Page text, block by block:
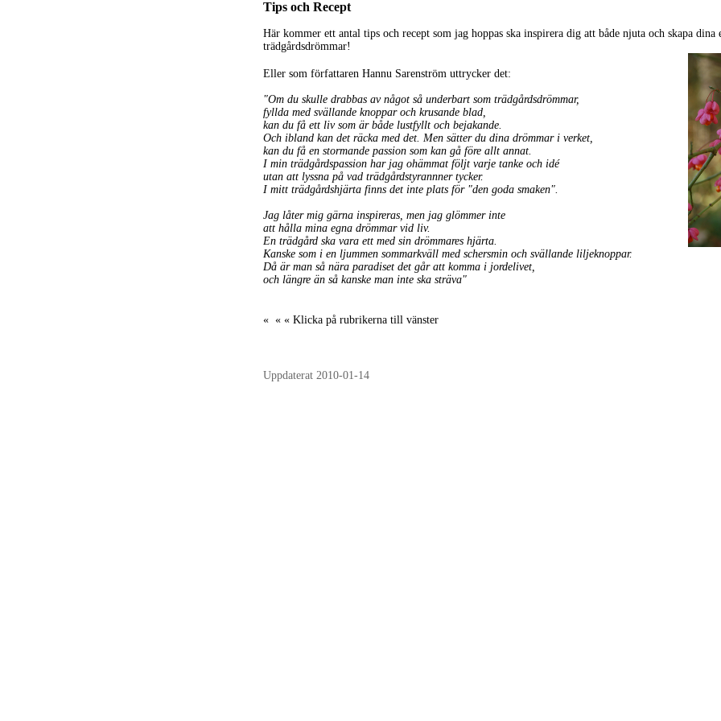
Tips och Recept
Här kommer ett antal tips och recept som jag hoppas ska inspirera dig att både njuta och skapa dina
trädgårdsdrömmar!
Eller som författaren Hannu Sarenström uttrycker det:
"Om du skulle drabbas av något så underbart som trädgårdsdrömmar,
fyllda med svällande knoppar och krusande blad,
kan du få ett liv som är både lustfyllt och bejakande.
Och ibland kan det räcka med det. Men sätter du dina drömmar i verket,
kan du få en stormande passion som kan gå före allt annat.
I min trädgårdspassion har jag ohämmat följt varje tanke och idé
utan att lyssna på vad trädgårdstyrannner tycker.
I mitt trädgårdshjärta finns det inte plats för "den goda smaken".
Jag låter mig gärna inspireras, men jag glömmer inte
att hålla mina egna drömmar vid liv.
En trädgård ska vara ett med sin drömmares hjärta.
Kanske som i en ljummen sommarkväll med schersmin och svällande liljeknoppar.
Då är man så nära paradiset det går att komma i jordelivet,
och längre än så kanske man inte ska sträva"
« « « Klicka på rubrikerna till vänster
Uppdaterat 2010-01-14